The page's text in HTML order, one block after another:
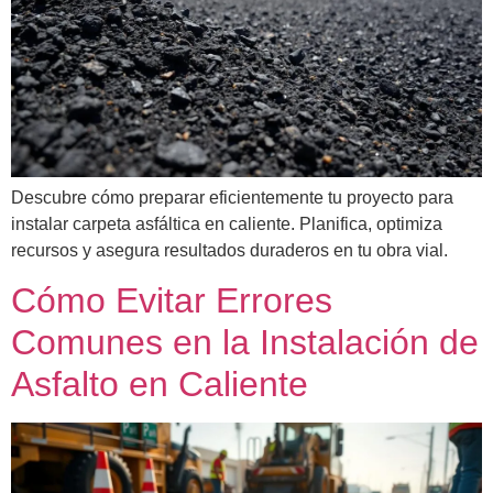
Descubre cómo preparar eficientemente tu proyecto para
instalar carpeta asfáltica en caliente. Planifica, optimiza
recursos y asegura resultados duraderos en tu obra vial.
Cómo Evitar Errores
Comunes en la Instalación de
Asfalto en Caliente